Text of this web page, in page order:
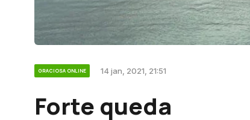
GRACIOSA ONLINE 14 jan, 2021, 21:51
Forte queda